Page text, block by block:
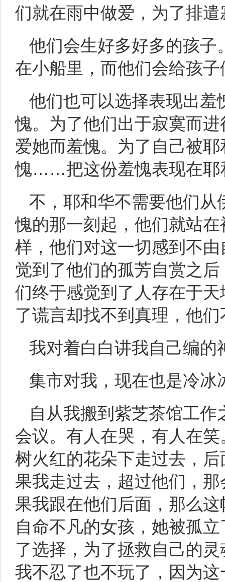
们就在雨中做爱，为了排遣
他们会生好多好多的孩子
在小船里，而他们会给孩
他们也可以选择表现出羞
愧。为了他们出于寂寞而
爱她而羞愧。为了自己被
愧……把这份羞愧表现在耶
不，耶和华不需要他们从
愧的那一刻起，他们就站
样，他们对这一切感到不
觉到了他们的孤芳自赏之
们终于感觉到了人存在于
了谎言却找不到真理，他
我对着白白讲我自己编的
集市对我，现在也是冷冰
自从我搬到紫芝茶馆工
会议。有人在哭，有人在
树火红的花朵下走过去，
果我走过去，超过他们，
果我跟在他们后面，那么
自命不凡的女孩，她被孤
了选择，为了拯救自己的
我不忍了也不玩了，因为